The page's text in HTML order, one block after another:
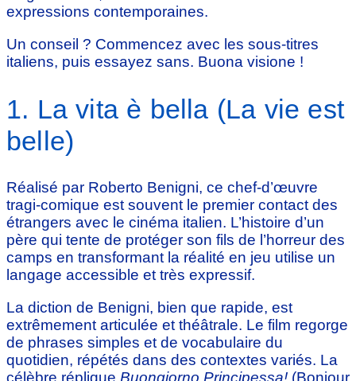
expressions contemporaines.
Un conseil ? Commencez avec les sous-titres
italiens, puis essayez sans. Buona visione !
1. La vita è bella (La vie est
belle)
Réalisé par Roberto Benigni, ce chef-d’œuvre
tragi-comique est souvent le premier contact des
étrangers avec le cinéma italien. L’histoire d’un
père qui tente de protéger son fils de l’horreur des
camps en transformant la réalité en jeu utilise un
langage accessible et très expressif.
La diction de Benigni, bien que rapide, est
extrêmement articulée et théâtrale. Le film regorge
de phrases simples et de vocabulaire du
quotidien, répétés dans des contextes variés. La